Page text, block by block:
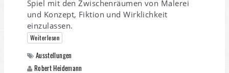
Spiel mit den Zwischenräumen von Malerei
und Konzept, Fiktion und Wirklichkeit
einzulassen.
Weiterlesen
Ausstellungen
Robert Heidemann